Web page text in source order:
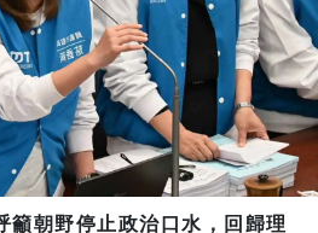
籲朝野停止政治口水，回歸理